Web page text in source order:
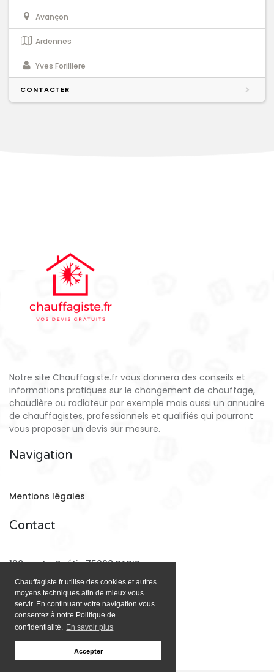
Chauffagiste.fr utilise des cookies et autres
moyens techniques afin de mieux vous
servir. En continuant votre navigation vous
consentez à notre Politique de
confidentialité. En savoir plus
Accepter
Avançon
Ardennes
Yves Forilliere
CONTACTER
Notre site Chauffagiste.fr vous donnera des conseils et
informations pratiques sur le changement de chauffage,
chaudière ou radiateur par exemple mais aussi un annuaire
de chauffagistes, professionnels et qualifiés qui pourront
vous proposer un devis sur mesure.
Navigation
Mentions légales
Contact
128 rue La Boétie 75008 PARIS
Email: contact@chauffagiste.fr